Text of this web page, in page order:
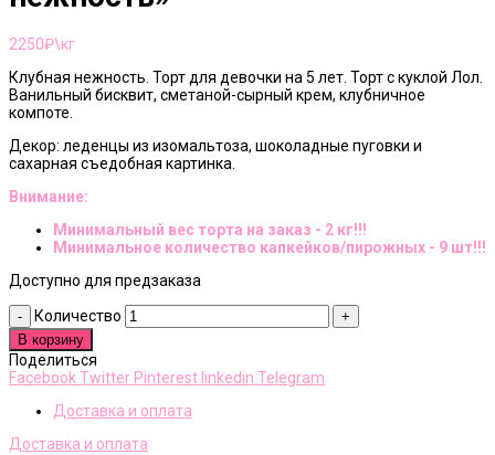
2250₽\кг
Клубная нежность. Торт для девочки на 5 лет. Торт с куклой Лол.
Ванильный бисквит, сметаной-сырный крем, клубничное
компоте.
Декор: леденцы из изомальтоза, шоколадные пуговки и
сахарная съедобная картинка.
Внимание:
Минимальный вес торта на заказ - 2 кг!!!
Минимальное количество капкейков/пирожных - 9 шт!!!
Доступно для предзаказа
Количество
В корзину
Поделиться
Facebook Twitter Pinterest linkedin Telegram
Доставка и оплата
Доставка и оплата